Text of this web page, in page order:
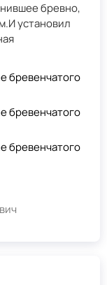
бревно,
установил